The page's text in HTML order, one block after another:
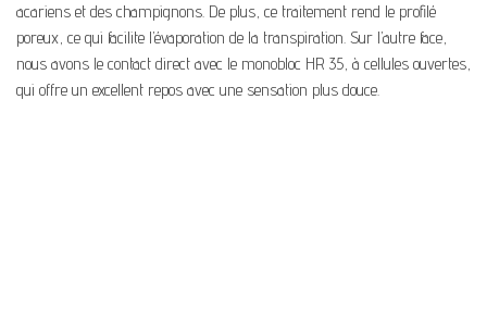
acariens et des champignons. De plus, ce traitement rend le profilé
poreux, ce qui facilite l’évaporation de la transpiration. Sur l’autre face,
nous avons le contact direct avec le monobloc HR 35, à cellules ouvertes,
qui offre un excellent repos avec une sensation plus douce.